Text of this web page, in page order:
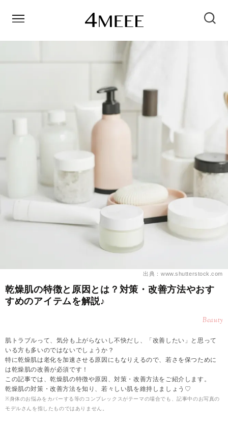
出典：www.shutterstock.com
乾燥肌の特徴と原因とは？対策・改善方法やおす
すめのアイテムを解説♪
Beauty
肌トラブルって、気分も上がらないし不快だし、「改善したい」と思って
いる方も多いのではないでしょうか？
特に乾燥肌は老化を加速させる原因にもなりえるので、若さを保つために
は乾燥肌の改善が必須です！
この記事では、乾燥肌の特徴や原因、対策・改善方法をご紹介します。
乾燥肌の対策・改善方法を知り、若々しい肌を維持しましょう♡
※身体のお悩みをカバーする等のコンプレックスがテーマの場合でも、記事中のお写真の
モデルさんを指したものではありません。